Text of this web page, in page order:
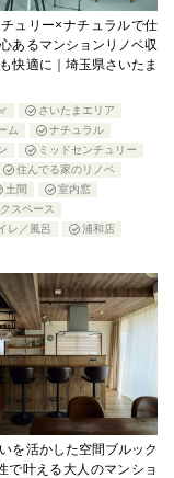
ュリー×ナチュラルで仕
あるマンションリノベ収
快適に｜埼玉県さいたま
さいたまエリア
ム
ナチュラル
ミッドセンチュリー
住んでる家のリノベ
土間
室内窓
スペース
レ／風呂
浦和店
を活かした空間ブルック
で叶える大人のマンショ